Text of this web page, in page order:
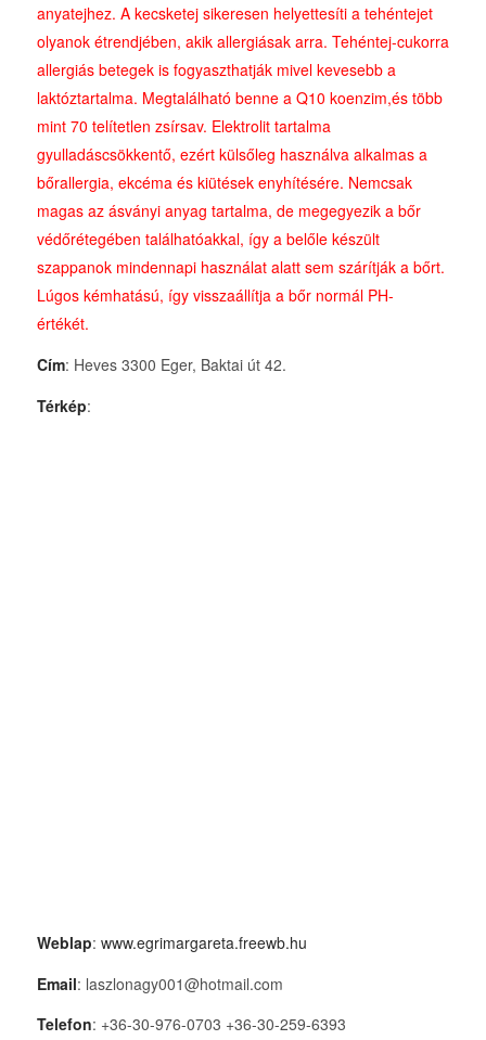
anyatejhez. A kecsketej sikeresen helyettesíti a tehéntejet
olyanok étrendjében, akik allergiásak arra. Tehéntej-cukorra
allergiás betegek is fogyaszthatják mivel kevesebb a
laktóztartalma. Megtalálható benne a Q10 koenzim,és több
mint 70 telítetlen zsírsav. Elektrolit tartalma
gyulladáscsökkentő, ezért külsőleg használva alkalmas a
bőrallergia, ekcéma és kiütések enyhítésére. Nemcsak
magas az ásványi anyag tartalma, de megegyezik a bőr
védőrétegében találhatóakkal, így a belőle készült
szappanok mindennapi használat alatt sem szárítják a bőrt.
Lúgos kémhatású, így visszaállítja a bőr normál PH-
értékét.
Cím: Heves 3300 Eger, Baktai út 42.
Térkép:
Weblap: www.egrimargareta.freewb.hu
Email: laszlonagy001@hotmail.com
Telefon: +36-30-976-0703 +36-30-259-6393